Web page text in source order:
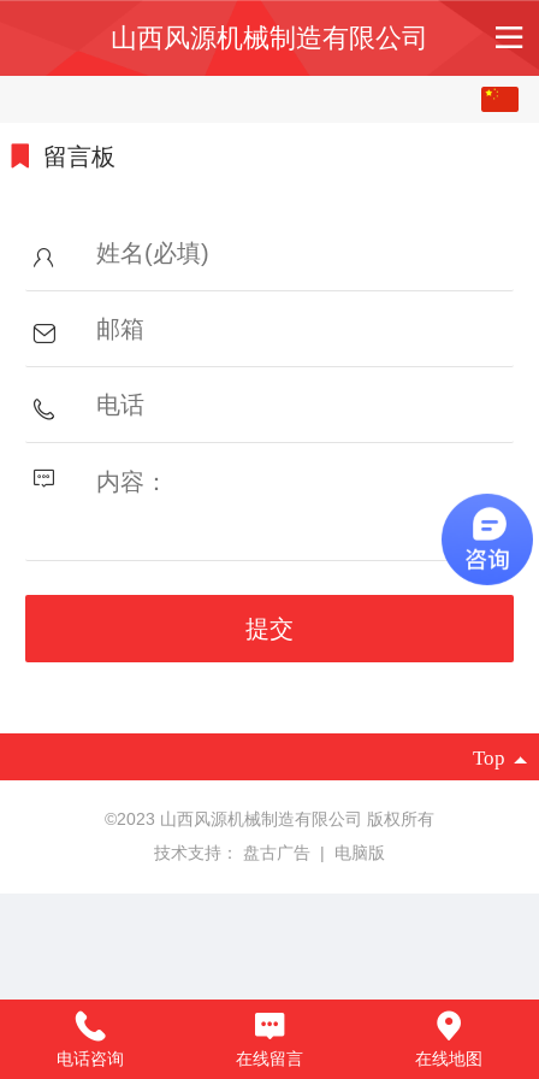
山西风源机械制造有限公司
留言板
Top
©2023 山西风源机械制造有限公司 版权所有
技术支持： 盘古广告 | 电脑版
电话咨询 在线留言 在线地图